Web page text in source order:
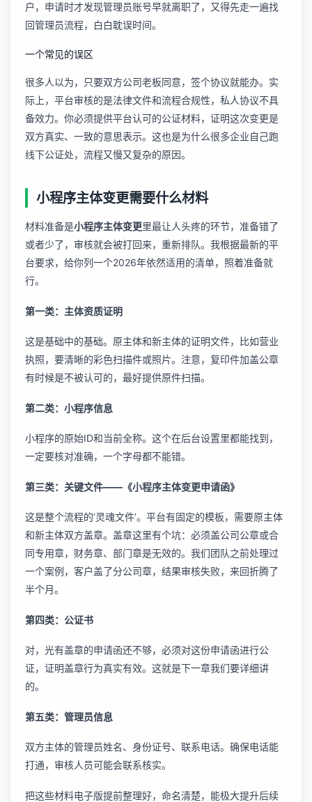
户，申请时才发现管理员账号早就离职了，又得先走一遍找
回管理员流程，白白耽误时间。
一个常见的误区
很多人以为，只要双方公司老板同意，签个协议就能办。实
际上，平台审核的是法律文件和流程合规性，私人协议不具
备效力。你必须提供平台认可的公证材料，证明这次变更是
双方真实、一致的意思表示。这也是为什么很多企业自己跑
线下公证处，流程又慢又复杂的原因。
小程序主体变更需要什么材料
材料准备是小程序主体变更里最让人头疼的环节，准备错了
或者少了，审核就会被打回来，重新排队。我根据最新的平
台要求，给你列一个2026年依然适用的清单，照着准备就
行。
第一类：主体资质证明
这是基础中的基础。原主体和新主体的证明文件，比如营业
执照，要清晰的彩色扫描件或照片。注意，复印件加盖公章
有时候是不被认可的，最好提供原件扫描。
第二类：小程序信息
小程序的原始ID和当前全称。这个在后台设置里都能找到，
一定要核对准确，一个字母都不能错。
第三类：关键文件——《小程序主体变更申请函》
这是整个流程的‘灵魂文件’。平台有固定的模板，需要原主体
和新主体双方盖章。盖章这里有个坑：必须盖公司公章或合
同专用章，财务章、部门章是无效的。我们团队之前处理过
一个案例，客户盖了分公司章，结果审核失败，来回折腾了
半个月。
第四类：公证书
对，光有盖章的申请函还不够，必须对这份申请函进行公
证，证明盖章行为真实有效。这就是下一章我们要详细讲
的。
第五类：管理员信息
双方主体的管理员姓名、身份证号、联系电话。确保电话能
打通，审核人员可能会联系核实。
把这些材料电子版提前整理好，命名清楚，能极大提升后续